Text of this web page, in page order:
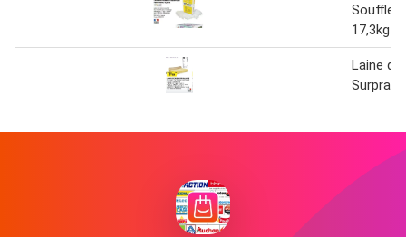
Souffler
17,3kg
Laine de